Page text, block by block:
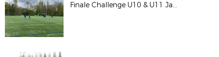
Finale Challenge U10 & U11 Jacky Vivien